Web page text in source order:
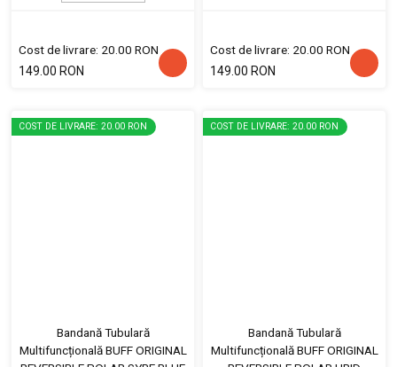
Cost de livrare: 20.00 RON
149.00 RON
Cost de livrare: 20.00 RON
149.00 RON
COST DE LIVRARE: 20.00 RON
Bandană Tubulară
Multifuncțională BUFF ORIGINAL
COST DE LIVRARE: 20.00 RON
Bandană Tubulară
Multifuncțională BUFF ORIGINAL